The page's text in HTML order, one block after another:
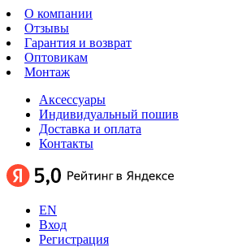
О компании
Отзывы
Гарантия и возврат
Оптовикам
Монтаж
Аксессуары
Индивидуальный пошив
Доставка и оплата
Контакты
EN
Вход
Регистрация